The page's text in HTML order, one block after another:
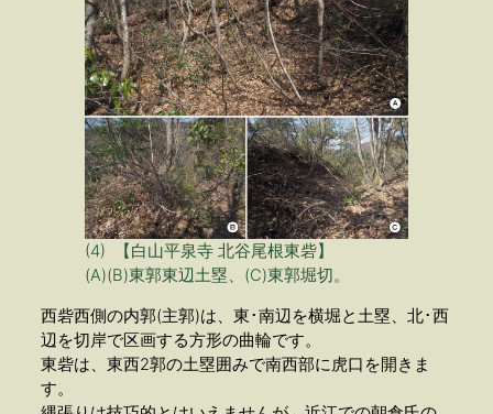
(4) 【白山平泉寺 北谷尾根東砦】
(A)(B)東郭東辺土塁、(C)東郭堀切。
西砦西側の内郭(主郭)は、東･南辺を横堀と土塁、北･西
辺を切岸で区画する方形の曲輪です。
東砦は、東西2郭の土塁囲みで南西部に虎口を開きま
す。